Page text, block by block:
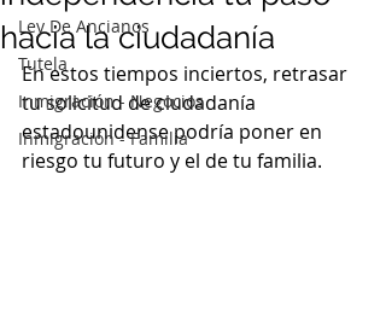
Ley De Ancianos
Tutela
Inmigración - Negocios
Inmigración - Familia
hacia la ciudadanía
En estos tiempos inciertos, retrasar
tu solicitud de ciudadanía
estadounidense podría poner en
riesgo tu futuro y el de tu familia.